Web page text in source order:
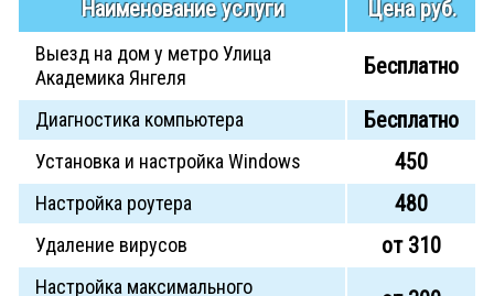
Наименование услуги Цена руб.
Выезд на дом у метро Улица
Академика Янгеля
Бесплатно
Диагностика компьютера Бесплатно
Установка и настройка Windows 450
Настройка роутера 480
Удаление вирусов от 310
Настройка максимального